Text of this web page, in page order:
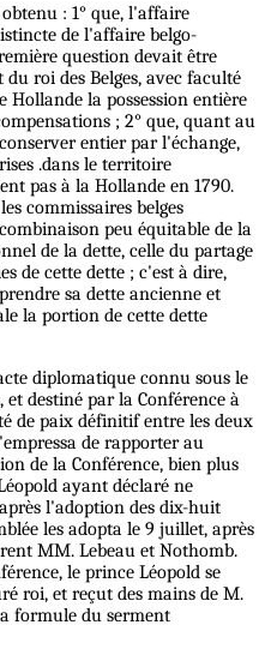
: 1° que, l'affaire
de l'affaire belgo-
question devait être
roi des Belges, avec faculté
la possession entière
; 2° que, quant au
entier par l'échange,
.dans le territoire
pas à la Hollande en 1790.
commissaires belges
peu équitable de la
de la dette, celle du partage
de cette dette ; c'est à dire,
sa dette ancienne et
la portion de cette dette
diplomatique connu sous le
destiné par la Conférence à
de paix définitif entre les deux
de rapporter au
de la Conférence, bien plus
ayant déclaré ne
l'adoption des dix-huit
les adopta le 9 juillet, après
MM. Lebeau et Nothomb.
le prince Léopold se
roi, et reçut des mains de M.
formule du serment